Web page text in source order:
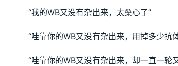
“我的WB又没有杂出来，太桑心了”
“哇靠你的WB又没有杂出来，用掉多少抗
“哇靠你的WB又没有杂出来，却一直一轮